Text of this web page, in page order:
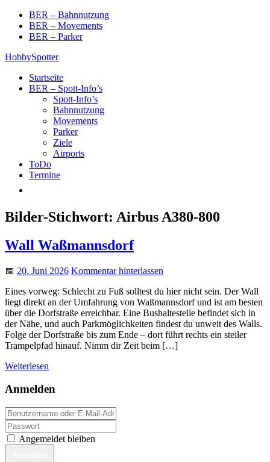
Skip
content
BER – Bahnnutzung
BER – Movements
BER – Parker
HobbySpotter
Startseite
BER – Spott-Info’s
Spott-Info’s
Bahnnutzung
Movements
Parker
Ziele
Airports
ToDo
Termine
Bilder-Stichwort: Airbus A380-800
Wall Waßmannsdorf
📅 20. Juni 2026 Kommentar hinterlassen
Eines vorweg: Schlecht zu Fuß solltest du hier nicht sein. Der Wall
liegt direkt an der Umfahrung von Waßmannsdorf und ist am besten
über die Dorfstraße erreichbar. Eine Bushaltestelle befindet sich in
der Nähe, und auch Parkmöglichkeiten findest du unweit des Walls.
Folge der Dorfstraße bis zum Ende – dort führt rechts ein steiler
Trampelpfad hinauf. Nimm dir Zeit beim […]
Weiterlesen
Anmelden
Angemeldet bleiben